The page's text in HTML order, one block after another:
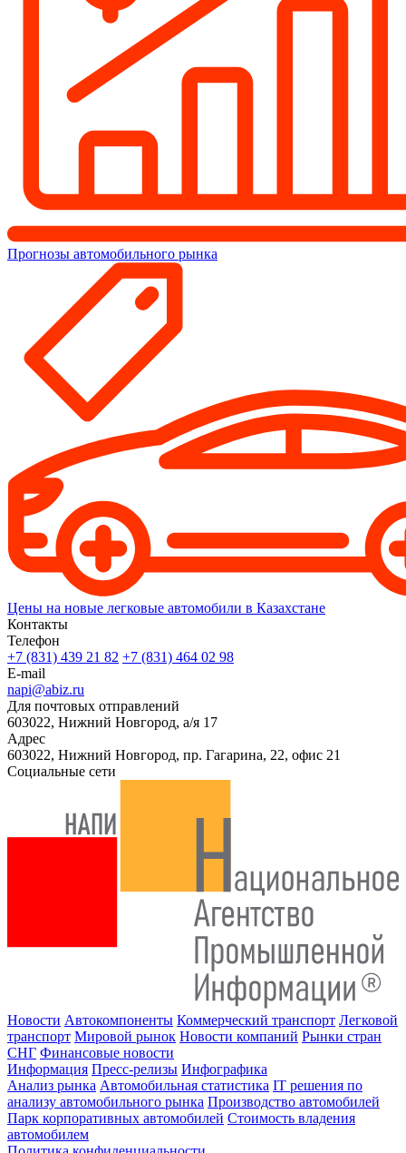
Прогнозы автомобильного рынка
Цены на новые легковые автомобили в Казахстане
Контакты
Телефон
+7 (831) 439 21 82 +7 (831) 464 02 98
E-mail
napi@abiz.ru
Для почтовых отправлений
603022, Нижний Новгород, а/я 17
Адрес
603022, Нижний Новгород, пр. Гагарина, 22, офис 21
Социальные сети
Новости Автокомпоненты Коммерческий транспорт Легковой
транспорт Мировой рынок Новости компаний Рынки стран
СНГ Финансовые новости
Информация Пресс-релизы Инфографика
Анализ рынка Автомобильная статистика IT решения по
анализу автомобильного рынка Производство автомобилей
Парк корпоративных автомобилей Стоимость владения
автомобилем